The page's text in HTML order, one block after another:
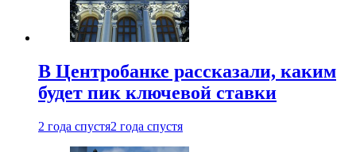
В Центробанке рассказали, каким
будет пик ключевой ставки
2 года спустя2 года спустя